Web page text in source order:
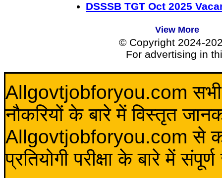
DSSSB TGT Oct 2025
View More
© Copyright 2024-
For advertising in
Allgovtjobforyou.com सभी
नौकरियों के बारे में विस्तृत
Allgovtjobforyou.com से कोई
प्रतियोगी परीक्षा के बारे में